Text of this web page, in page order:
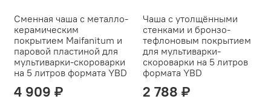
Сменная чаша с металло-
керамическим
покрытием Maifanitum и
паровой пластиной для
мультиварки-скороварки
на 5 литров формата YBD
4 909 ₽
Чаша с утолщёнными
стенками и бронзо-
тефлоновым покрытием
для мультиварки-
скороварки на 5 литров
формата YBD
2 788 ₽